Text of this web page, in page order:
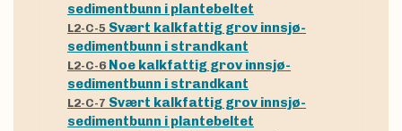
sedimentbunn i plantebeltet
L2-C-5 Svært kalkfattig grov innsjø-
sedimentbunn i strandkant
L2-C-6 Noe kalkfattig grov innsjø-
sedimentbunn i strandkant
L2-C-7 Svært kalkfattig grov innsjø-
sedimentbunn i plantebeltet